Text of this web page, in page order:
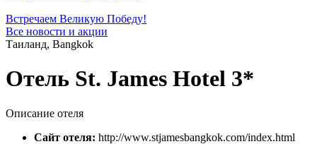
Встречаем Великую Победу!
Все новости и акции
Таиланд, Bangkok
Отель St. James Hotel 3*
Описание отеля
Сайт отеля: http://www.stjamesbangkok.com/index.html